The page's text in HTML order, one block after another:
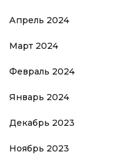
Апрель 2024
Март 2024
Февраль 2024
Январь 2024
Декабрь 2023
Ноябрь 2023